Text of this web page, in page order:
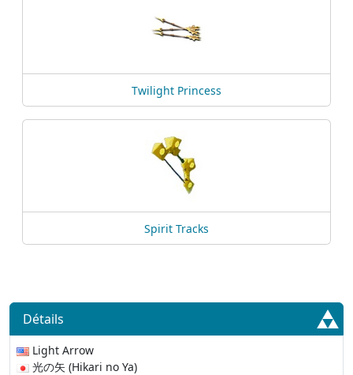
Twilight Princess
Spirit Tracks
Détails
Light Arrow
光の矢 (Hikari no Ya)